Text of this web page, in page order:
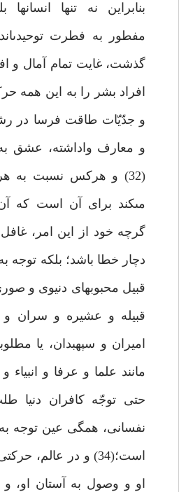
بنابراين نه تنها
گذشت، غايت تمام آمال و
افراد بشر را به اين همه
و جدّيّات طاقت فرسا در
و معارف واداشته، عشق
(32) و هركس نسبت به
گرچه خود از اين امر،
دچار خطا باشد؛ بلكه توجه
قبيل محبوب‏هاى دنيوى و
قبيله و عشيره و سران
اميران و سپهبدان، يا
مانند علما و عرفا و انبياء و
حتى توجّه كافران دنيا
نفسانى، همگى عين توجه
است؛(34) و در عالم،
او و وصول به آستان او،